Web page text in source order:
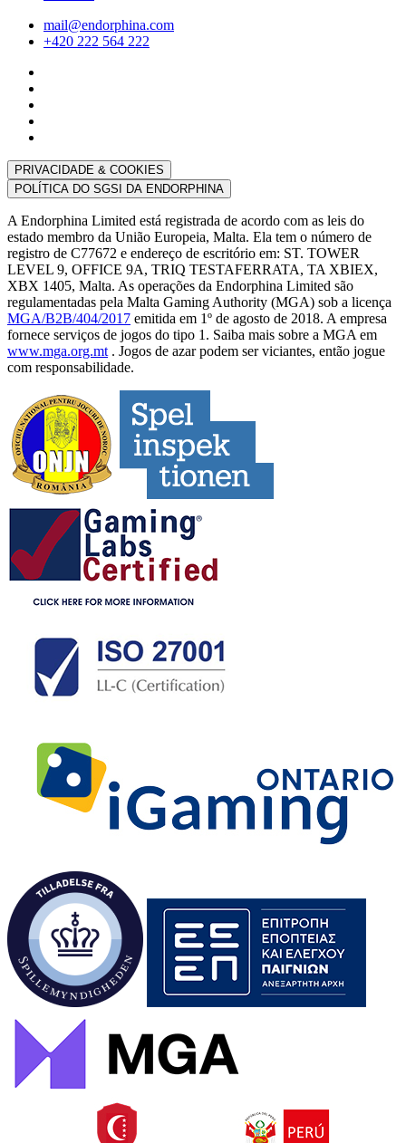
mail@endorphina.com
+420 222 564 222
PRIVACIDADE & COOKIES
POLÍTICA DO SGSI DA ENDORPHINA
A Endorphina Limited está registrada de acordo com as leis do
estado membro da União Europeia, Malta. Ela tem o número de
registro de C77672 e endereço de escritório em: ST. TOWER
LEVEL 9, OFFICE 9A, TRIQ TESTAFERRATA, TA XBIEX,
XBX 1405, Malta. As operações da Endorphina Limited são
regulamentadas pela Malta Gaming Authority (MGA) sob a licença
MGA/B2B/404/2017 emitida em 1º de agosto de 2018. A empresa
fornece serviços de jogos do tipo 1. Saiba mais sobre a MGA em
www.mga.org.mt . Jogos de azar podem ser viciantes, então jogue
com responsabilidade.